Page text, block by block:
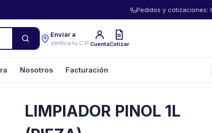
Pedidos y cotizaciones:
Enviar a
Verifica tu C.P.CuentaCotizar
Nosotros Facturación
LIMPIADOR PINOL 1L